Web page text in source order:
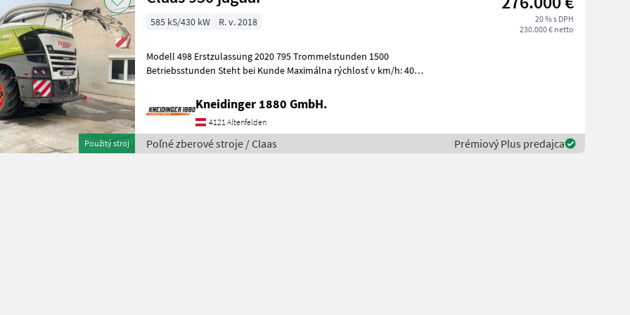
Použitý stroj
20 % s DPH
230.000 € netto
585 kS/430 kW R. v. 2018
Modell 498 Erstzulassung 2020 795 Trommelstunden 1500
Betriebsstunden Steht bei Kunde Maximálna rýchlosť v km/h: 40
Kneidinger 1880 GmbH.
4121 Altenfelden
Poľné zberové stroje / Claas Prémiový Plus predajca